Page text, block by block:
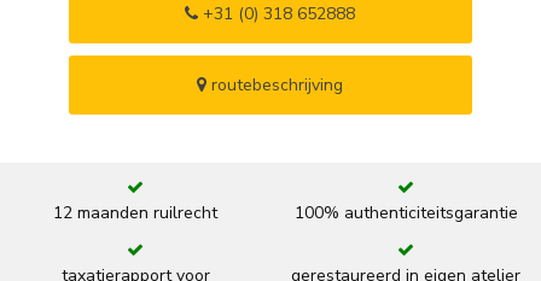
+31 (0) 318 652888
routebeschrijving
12 maanden ruilrecht 100% authenticiteitsgarantie
taxatierapport voor
gerestaureerd in eigen atelier